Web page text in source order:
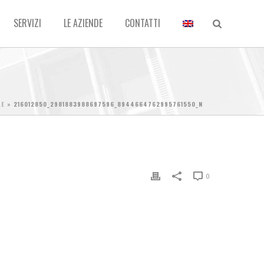
SERVIZI LE AZIENDE CONTATTI
» 216012850_2981883988697596_8944664762995761550_N
0